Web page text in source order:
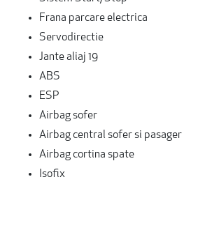
Frana parcare electrica
Servodirectie
Jante aliaj 19
ABS
ESP
Airbag sofer
Airbag central sofer si pasager
Airbag cortina spate
Isofix